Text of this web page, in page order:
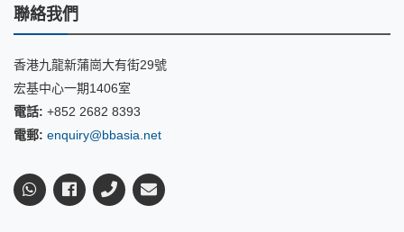
聯絡我們
香港九龍新蒲崗大有街29號
宏基中心一期1406室
電話: +852 2682 8393
電郵: enquiry@bbasia.net